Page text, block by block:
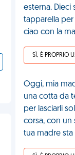
esterna.
tapparella
ciao con la
SÌ,
Oggi, mia
una cotta da
per lasciarli
corsa, con un
tua madre sta